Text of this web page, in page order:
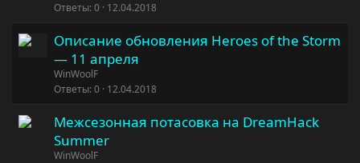
Ответы 0 12.04.2018
Описание обновления Heroes of the Storm
— 11 апреля
WinWoolF
Ответы 0 12.04.2018
Межсезонная потасовка на DreamHack
Summer
WinWoolF